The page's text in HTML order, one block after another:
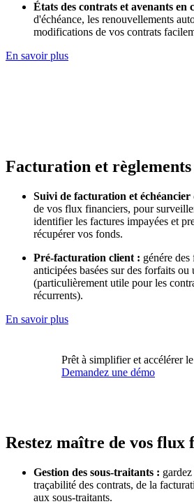
États des contrats et avenants en
d'échéance, les renouvellements
modifications de vos contrats
En savoir plus
Facturation et règlements
Suivi de facturation et échéancier
de vos flux financiers, pour
identifier les factures impayées et
récupérer vos fonds.
Pré-facturation client : génére des
anticipées basées sur des forfaits ou
(particulièrement utile pour les
récurrents).
En savoir plus
Prêt à simplifier et accélérer
Demandez une démo
Restez maître de vos flux
Gestion des sous-traitants :
traçabilité des contrats, de la
aux sous-traitants.